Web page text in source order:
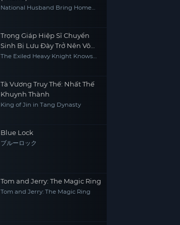
National Husband Bring Home
Trọng Giáp Hiệp Sĩ Chuyển
Sinh Bị Lưu Đày Trở Nên Vô
Địch Nhờ Kiến Thức Về Game
The Exiled Heavy Knight Knows
Tà Vương Truy Thế: Nhất Thế
Khuynh Thành
King of Jin in Tang Dynasty
Blue Lock
ブルーロック
Tom and Jerry: The Magic Ring
Tom and Jerry: The Magic Ring